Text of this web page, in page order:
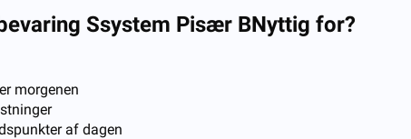
Ssystem Pisær BNyttig for?
morgenen
af dagen